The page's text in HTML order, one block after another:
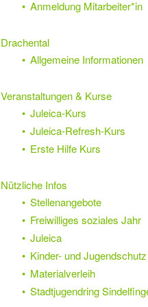
Anmeldung Mitarbeiter*in
Drachental
Allgemeine Informationen
Veranstaltungen & Kurse
Juleica-Kurs
Juleica-Refresh-Kurs
Erste Hilfe Kurs
Nützliche Infos
Stellenangebote
Freiwilliges soziales Jahr
Juleica
Kinder- und Jugendschutz
Materialverleih
Stadtjugendring